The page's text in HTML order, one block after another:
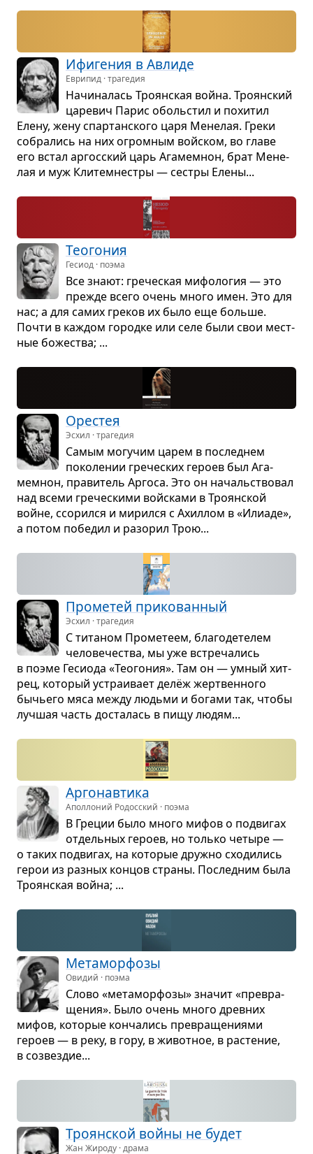
Ифи­ге­ния в Авлиде
Еврипид · трагедия
Начи­на­лась Тро­ян­ская война. Тро­ян­ский
царе­вич Парис обо­льстил и похи­тил
Елену, жену спар­тан­ского царя Мене­лая. Греки
собра­лись на них огром­ным войском, во главе
его встал аргос­ский царь Ага­мемнон, брат Мене­
лая и муж Кли­тем­не­стры — сестры Елены...
Тео­го­ния
Гесиод · поэма
Все знают: гре­че­ская мифо­ло­гия — это
прежде всего очень много имен. Это для
нас; а для самих гре­ков их было еще больше.
Почти в каж­дом городке или селе были свои мест­
ные боже­ства; ...
Оре­стея
Эсхил · трагедия
Самым могу­чим царем в послед­нем
поко­ле­нии гре­че­ских героев был Ага­
мемнон, пра­ви­тель Аргоса. Это он началь­ство­вал
над всеми гре­че­скими войсками в Тро­ян­ской
войне, ссо­рился и мирился с Ахил­лом в «Или­аде»,
а потом побе­дил и разо­рил Трою...
Про­ме­тей при­ко­ван­ный
Эсхил · трагедия
С тита­ном Про­ме­теем, бла­го­де­те­лем
чело­ве­че­ства, мы уже встре­ча­лись
в поэме Геси­ода «Тео­го­ния». Там он — умный хит­
рец, кото­рый устра­и­вает делёж жерт­вен­ного
бычьего мяса между людьми и богами так, чтобы
луч­шая часть доста­лась в пищу людям...
Арго­нав­тика
Аполлоний Родосский · поэма
В Гре­ции было много мифов о подви­гах
отдель­ных героев, но только четыре —
о таких подви­гах, на кото­рые дружно схо­ди­лись
герои из раз­ных кон­цов страны. Послед­ним была
Тро­ян­ская война; ...
Мета­мор­фозы
Овидий · поэма
Слово «мета­мор­фозы» зна­чит «пре­вра­
ще­ния». Было очень много древ­них
мифов, кото­рые кон­ча­лись пре­вра­ще­ни­ями
героев — в реку, в гору, в живот­ное, в рас­те­ние,
в созвез­дие...
Тро­ян­ской войны не будет
Жан Жироду · драма